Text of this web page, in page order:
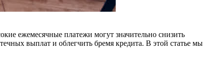
ежемесячные платежи могут значительно снизить
выплат и облегчить бремя кредита. В этой статье мы